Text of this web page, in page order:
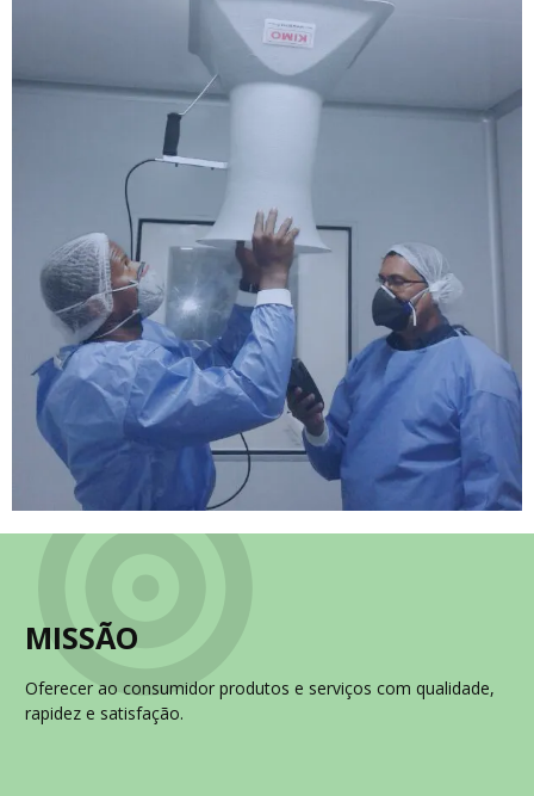
MISSÃO
Oferecer ao consumidor produtos e serviços com qualidade,
rapidez e satisfação.